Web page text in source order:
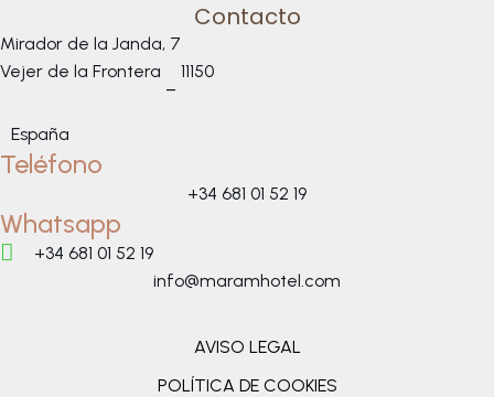
Contacto
Mirador de la Janda, 7
Vejer de la Frontera
–
11150
España
Teléfono
+34 681 01 52 19
Whatsapp
+34 681 01 52 19
info@maramhotel.com
AVISO LEGAL
POLÍTICA DE COOKIES